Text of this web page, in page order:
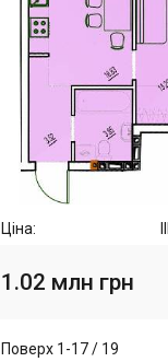
Ціна:
1.02 млн грн
Поверх 1-17 / 19